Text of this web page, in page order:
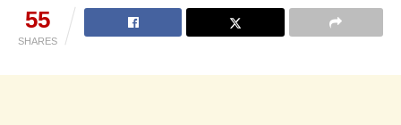
55
SHARES